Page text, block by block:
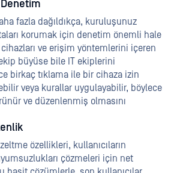
fazla dağıldıkça, kuruluşunuz
korumak için denetim önemli hale
ve erişim yöntemlerini içeren
büyüse bile IT ekiplerini
birkaç tıklama ile bir cihaza izin
veya kurallar uygulayabilir, böylece
ve düzenlenmiş olmasını
özellikleri, kullanıcıların
çözmeleri için net